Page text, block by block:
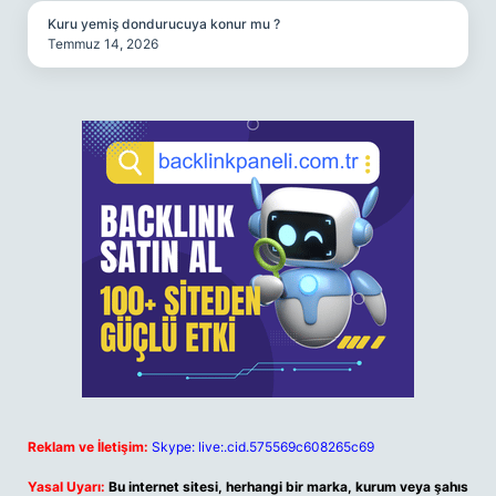
Kuru yemiş dondurucuya konur mu ?
Temmuz 14, 2026
Reklam ve İletişim: Skype: live:.cid.575569c608265c69
Yasal Uyarı: Bu internet sitesi, herhangi bir marka, kurum veya şahıs